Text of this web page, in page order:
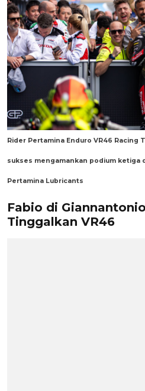
Rider Pertamina Enduro VR46 Racing
sukses mengamankan podium ketiga
Pertamina Lubricants
Fabio di
Tinggalkan VR46